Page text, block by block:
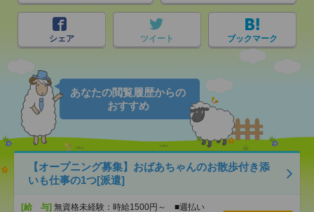
シェア ツイート ブックマーク
あなたの閲覧履歴からの
おすすめ
【オープニング募集】おばあちゃんのお散歩付き添
いも仕事の1つ[派遣]
[給 与] 無資格未経験：時給1500円～ ■週払い